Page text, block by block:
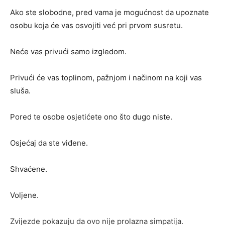
Ako ste slobodne, pred vama je mogućnost da upoznate
osobu koja će vas osvojiti već pri prvom susretu.
Neće vas privući samo izgledom.
Privući će vas toplinom, pažnjom i načinom na koji vas
sluša.
Pored te osobe osjetićete ono što dugo niste.
Osjećaj da ste viđene.
Shvaćene.
Voljene.
Zvijezde pokazuju da ovo nije prolazna simpatija.